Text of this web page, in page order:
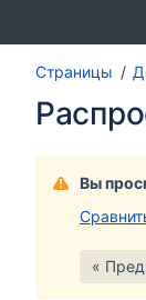
Страницы
Вы
«